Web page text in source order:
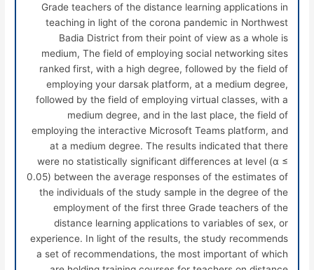
Grade teachers of the distance learning applications in
teaching in light of the corona pandemic in Northwest
Badia District from their point of view as a whole is
medium, The field of employing social networking sites
ranked first, with a high degree, followed by the field of
employing your darsak platform, at a medium degree,
followed by the field of employing virtual classes, with a
medium degree, and in the last place, the field of
employing the interactive Microsoft Teams platform, and
at a medium degree. The results indicated that there
were no statistically significant differences at level (α ≤
0.05) between the average responses of the estimates of
the individuals of the study sample in the degree of the
employment of the first three Grade teachers of the
distance learning applications to variables of sex, or
experience. In light of the results, the study recommends
a set of recommendations, the most important of which